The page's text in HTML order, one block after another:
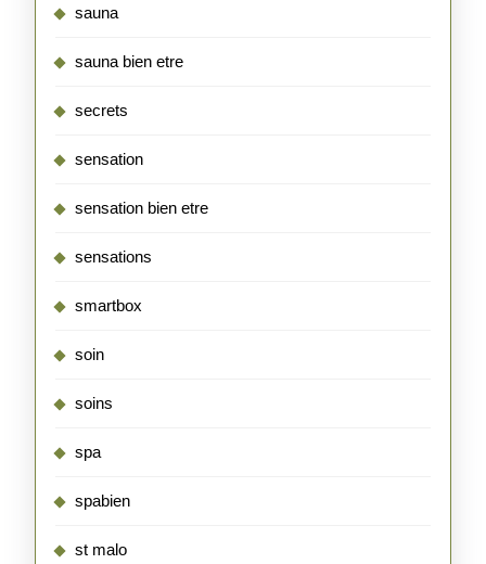
sauna
sauna bien etre
secrets
sensation
sensation bien etre
sensations
smartbox
soin
soins
spa
spabien
st malo